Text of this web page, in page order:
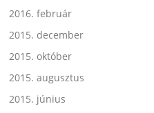
2016. február
2015. december
2015. október
2015. augusztus
2015. június